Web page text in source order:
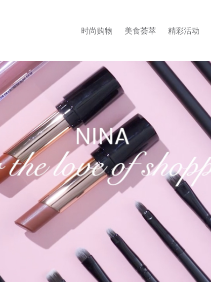
时尚购物 美食荟萃 精彩活动